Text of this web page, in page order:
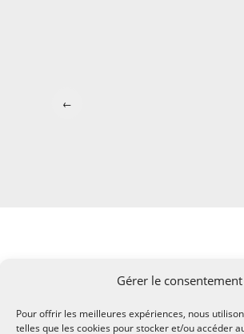
Gérer le consentement
Pour offrir les meilleures expériences, nous
telles que les cookies pour stocker et/ou accéder
←